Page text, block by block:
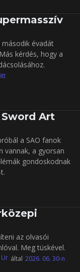
évadát
kérdés, hogy a
Art
a SAO fanok
vannak, a gyorsan
gondoskodnak
az olvasói
Meg tüskével.
által 2026. 06. 30-n